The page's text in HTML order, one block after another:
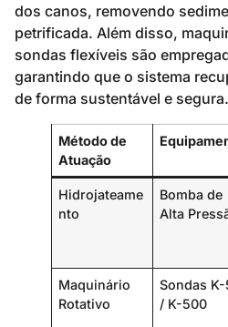
dos canos, removendo
petrificada. Além disso,
sondas flexíveis são
garantindo que o sistema
de forma sustentável e segura.
Método de
Atuação
Hidrojateame
nto
Bomba de
Alta
Maquinário
Rotativo
Sondas
/ K-500